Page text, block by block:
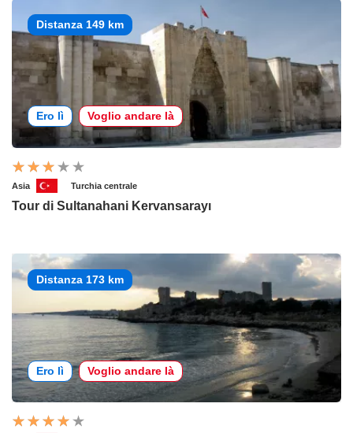
Distanza 149 km
Ero lì Voglio andare là
Asia Turchia centrale
Tour di Sultanahani Kervansarayı
Distanza 173 km
Ero lì Voglio andare là